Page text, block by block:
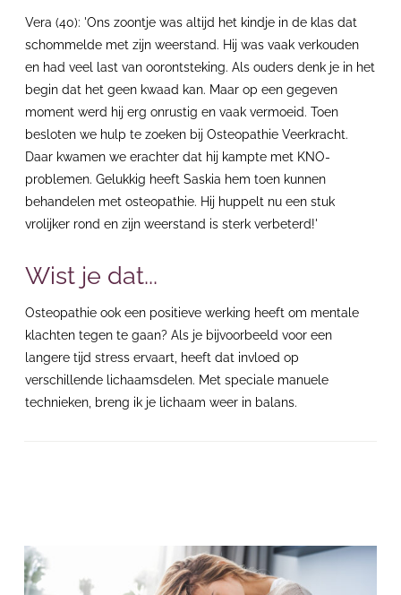
Vera (40): 'Ons zoontje was altijd het kindje in de klas dat
schommelde met zijn weerstand. Hij was vaak verkouden
en had veel last van oorontsteking. Als ouders denk je in het
begin dat het geen kwaad kan. Maar op een gegeven
moment werd hij erg onrustig en vaak vermoeid. Toen
besloten we hulp te zoeken bij Osteopathie Veerkracht.
Daar kwamen we erachter dat hij kampte met KNO-
problemen. Gelukkig heeft Saskia hem toen kunnen
behandelen met osteopathie. Hij huppelt nu een stuk
vrolijker rond en zijn weerstand is sterk verbeterd!'
Wist je dat...
Osteopathie ook een positieve werking heeft om mentale
klachten tegen te gaan? Als je bijvoorbeeld voor een
langere tijd stress ervaart, heeft dat invloed op
verschillende lichaamsdelen. Met speciale manuele
technieken, breng ik je lichaam weer in balans.